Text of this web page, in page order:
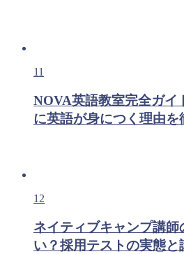
11
NOVA英語教室完全ガイ
に英語が身につく理由を
12
ネイティブキャンプ講
い？採用テストの実態